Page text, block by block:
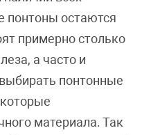
понтоны остаются
примерно столько
а часто и
понтонные
материала. Так